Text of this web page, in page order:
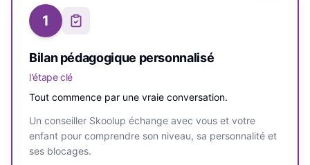
1
Bilan pédagogique personnalisé
l'étape clé
Tout commence par une vraie conversation.
Un conseiller Skoolup échange avec vous et votre
enfant pour comprendre son niveau, sa personnalité et
ses blocages.